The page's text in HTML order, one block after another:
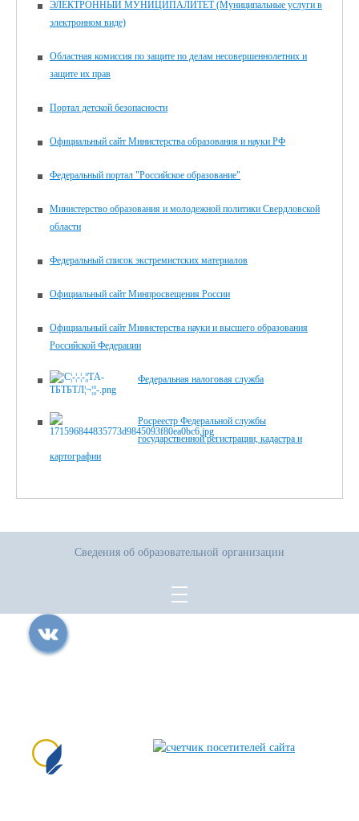
ЭЛЕКТРОННЫЙ МУНИЦИПАЛИТЕТ (Муниципальные услуги в
электронном виде)
Областная комиссия по защите по делам несовершеннолетних и
защите их прав
Портал детской безопасности
Официальный сайт Министерства образования и науки РФ
Федеральный портал "Российское образование"
Министерство образования и молодежной политики Свердловской
области
Федеральный список экстремистских материалов
Официальный сайт Минпросвещения России
Официальный сайт Министерства науки и высшего образования
Российской Федерации
Федеральная налоговая служба
Росреестр Федеральной службы
государственной регистрации, кадастра и
картографии
Сведения об образовательной организации